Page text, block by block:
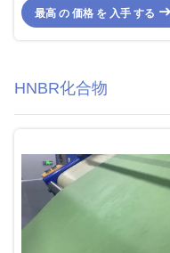
最高 の 価格 を 入手 する
HNBR化合物